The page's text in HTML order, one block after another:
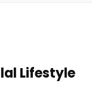
Lifestyle